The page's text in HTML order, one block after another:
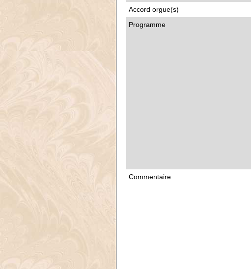
Accord orgue(s)
Programme
Commentaire